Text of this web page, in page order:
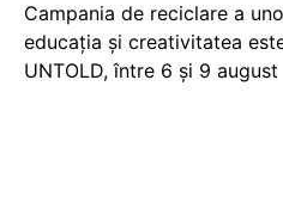
Campania de reciclare a
educația și creativitatea
UNTOLD, între 6 și 9 august